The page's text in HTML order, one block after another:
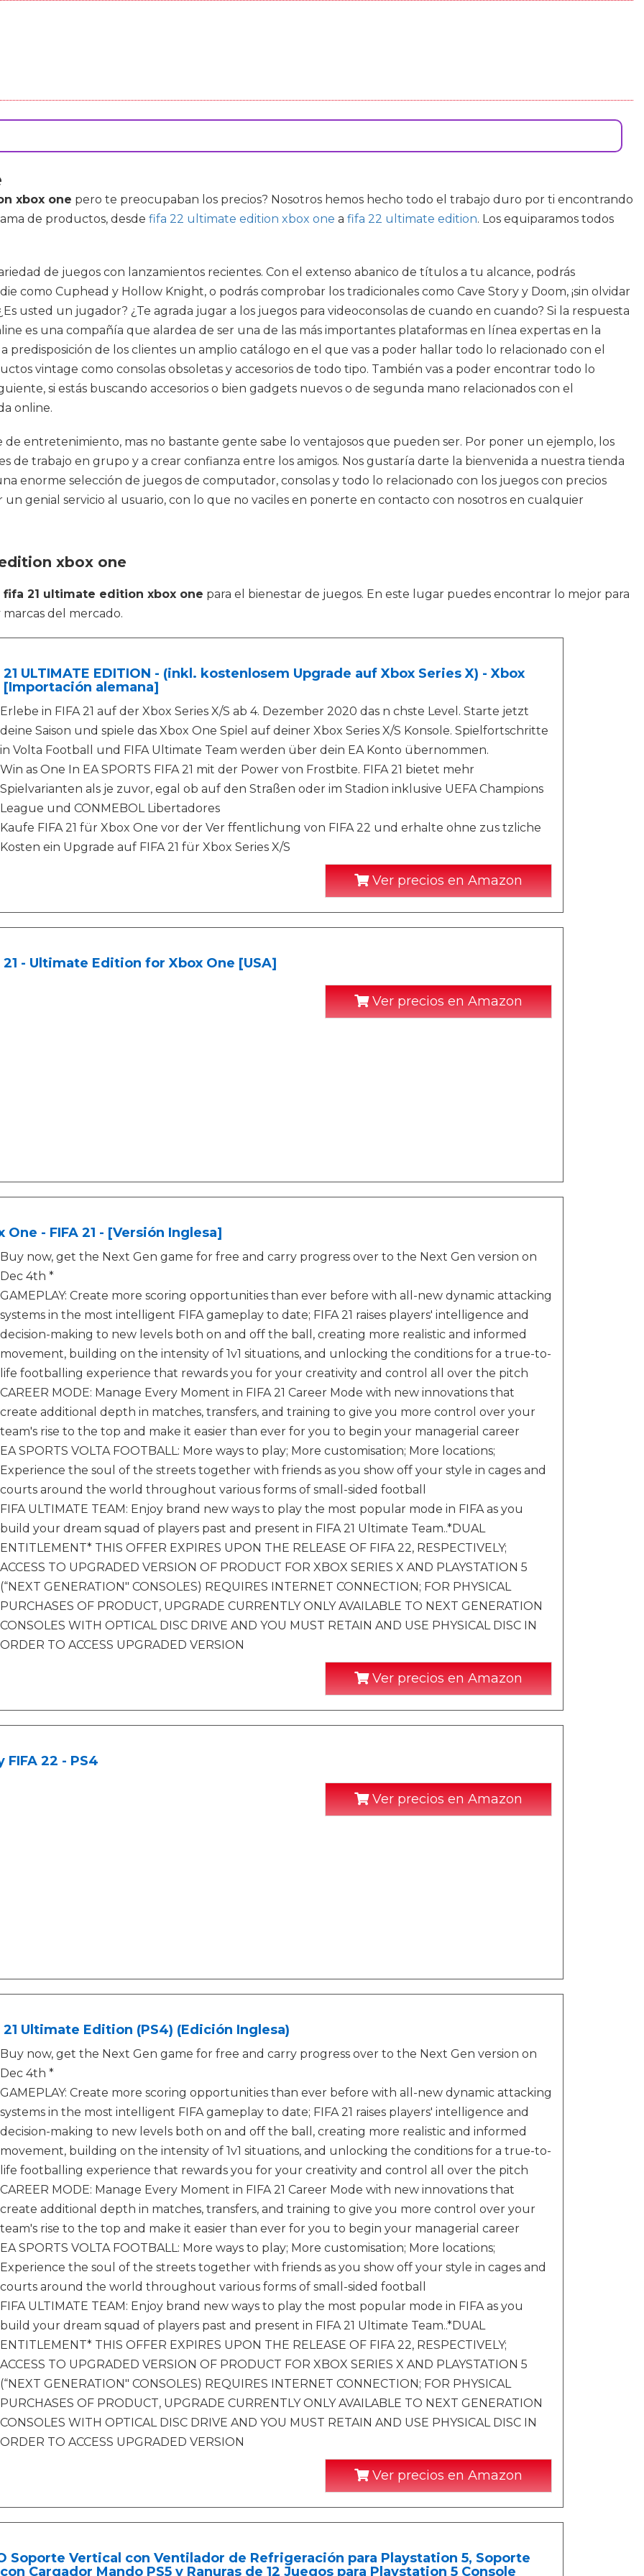
xbox one pero te preocupaban los precios? Nosotros hemos hecho todo el trabajo duro por ti encontrando
de productos, desde fifa 22 ultimate edition xbox one a fifa 22 ultimate edition. Los equiparamos todos
de juegos con lanzamientos recientes. Con el extenso abanico de títulos a tu alcance, podrás
como Cuphead y Hollow Knight, o podrás comprobar los tradicionales como Cave Story y Doom, ¡sin olvidar
usted un jugador? ¿Te agrada jugar a los juegos para videoconsolas de cuando en cuando? Si la respuesta
es una compañía que alardea de ser una de las más importantes plataformas en línea expertas en la
predisposición de los clientes un amplio catálogo en el que vas a poder hallar todo lo relacionado con el
vintage como consolas obsoletas y accesorios de todo tipo. También vas a poder encontrar todo lo
si estás buscando accesorios o bien gadgets nuevos o de segunda mano relacionados con el
online.
entretenimiento, mas no bastante gente sabe lo ventajosos que pueden ser. Por poner un ejemplo, los
de trabajo en grupo y a crear confianza entre los amigos. Nos gustaría darte la bienvenida a nuestra tienda
enorme selección de juegos de computador, consolas y todo lo relacionado con los juegos con precios
genial servicio al usuario, con lo que no vaciles en ponerte en contacto con nosotros en cualquier
xbox one
fifa 21 ultimate edition xbox one para el bienestar de juegos. En este lugar puedes encontrar lo mejor para
del mercado.
21 ULTIMATE EDITION - (inkl. kostenlosem Upgrade auf Xbox Series X) - Xbox
[Importación alemana]
Erlebe in FIFA 21 auf der Xbox Series X/S ab 4. Dezember 2020 das n chste Level. Starte jetzt
deine Saison und spiele das Xbox One Spiel auf deiner Xbox Series X/S Konsole. Spielfortschritte
in Volta Football und FIFA Ultimate Team werden über dein EA Konto übernommen.
Win as One In EA SPORTS FIFA 21 mit der Power von Frostbite. FIFA 21 bietet mehr
Spielvarianten als je zuvor, egal ob auf den Straßen oder im Stadion inklusive UEFA Champions
League und CONMEBOL Libertadores
Kaufe FIFA 21 für Xbox One vor der Ver ffentlichung von FIFA 22 und erhalte ohne zus tzliche
Kosten ein Upgrade auf FIFA 21 für Xbox Series X/S
Ver precios en Amazon
21 - Ultimate Edition for Xbox One [USA]
Ver precios en Amazon
One - FIFA 21 - [Versión Inglesa]
Buy now, get the Next Gen game for free and carry progress over to the Next Gen version on
Dec 4th *
GAMEPLAY: Create more scoring opportunities than ever before with all-new dynamic attacking
systems in the most intelligent FIFA gameplay to date; FIFA 21 raises players' intelligence and
decision-making to new levels both on and off the ball, creating more realistic and informed
movement, building on the intensity of 1v1 situations, and unlocking the conditions for a true-to-
life footballing experience that rewards you for your creativity and control all over the pitch
CAREER MODE: Manage Every Moment in FIFA 21 Career Mode with new innovations that
create additional depth in matches, transfers, and training to give you more control over your
team's rise to the top and make it easier than ever for you to begin your managerial career
EA SPORTS VOLTA FOOTBALL: More ways to play; More customisation; More locations;
Experience the soul of the streets together with friends as you show off your style in cages and
courts around the world throughout various forms of small-sided football
FIFA ULTIMATE TEAM: Enjoy brand new ways to play the most popular mode in FIFA as you
build your dream squad of players past and present in FIFA 21 Ultimate Team..*DUAL
ENTITLEMENT* THIS OFFER EXPIRES UPON THE RELEASE OF FIFA 22, RESPECTIVELY;
ACCESS TO UPGRADED VERSION OF PRODUCT FOR XBOX SERIES X AND PLAYSTATION 5
(“NEXT GENERATION" CONSOLES) REQUIRES INTERNET CONNECTION; FOR PHYSICAL
PURCHASES OF PRODUCT, UPGRADE CURRENTLY ONLY AVAILABLE TO NEXT GENERATION
CONSOLES WITH OPTICAL DISC DRIVE AND YOU MUST RETAIN AND USE PHYSICAL DISC IN
ORDER TO ACCESS UPGRADED VERSION
Ver precios en Amazon
FIFA 22 - PS4
Ver precios en Amazon
21 Ultimate Edition (PS4) (Edición Inglesa)
Buy now, get the Next Gen game for free and carry progress over to the Next Gen version on
Dec 4th *
GAMEPLAY: Create more scoring opportunities than ever before with all-new dynamic attacking
systems in the most intelligent FIFA gameplay to date; FIFA 21 raises players' intelligence and
decision-making to new levels both on and off the ball, creating more realistic and informed
movement, building on the intensity of 1v1 situations, and unlocking the conditions for a true-to-
life footballing experience that rewards you for your creativity and control all over the pitch
CAREER MODE: Manage Every Moment in FIFA 21 Career Mode with new innovations that
create additional depth in matches, transfers, and training to give you more control over your
team's rise to the top and make it easier than ever for you to begin your managerial career
EA SPORTS VOLTA FOOTBALL: More ways to play; More customisation; More locations;
Experience the soul of the streets together with friends as you show off your style in cages and
courts around the world throughout various forms of small-sided football
FIFA ULTIMATE TEAM: Enjoy brand new ways to play the most popular mode in FIFA as you
build your dream squad of players past and present in FIFA 21 Ultimate Team..*DUAL
ENTITLEMENT* THIS OFFER EXPIRES UPON THE RELEASE OF FIFA 22, RESPECTIVELY;
ACCESS TO UPGRADED VERSION OF PRODUCT FOR XBOX SERIES X AND PLAYSTATION 5
(“NEXT GENERATION" CONSOLES) REQUIRES INTERNET CONNECTION; FOR PHYSICAL
PURCHASES OF PRODUCT, UPGRADE CURRENTLY ONLY AVAILABLE TO NEXT GENERATION
CONSOLES WITH OPTICAL DISC DRIVE AND YOU MUST RETAIN AND USE PHYSICAL DISC IN
ORDER TO ACCESS UPGRADED VERSION
Ver precios en Amazon
Soporte Vertical con Ventilador de Refrigeración para Playstation 5, Soporte
Cargador Mando PS5 y Ranuras de 12 Juegos para Playstation 5 Console